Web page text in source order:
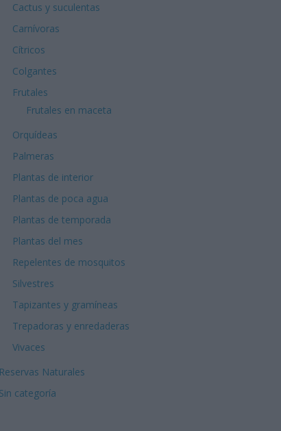
Cactus y suculentas
Carnívoras
Cítricos
Colgantes
Frutales
Frutales en maceta
Orquídeas
Palmeras
Plantas de interior
Plantas de poca agua
Plantas de temporada
Plantas del mes
Repelentes de mosquitos
Silvestres
Tapizantes y gramíneas
Trepadoras y enredaderas
Vivaces
Reservas Naturales
Sin categoría